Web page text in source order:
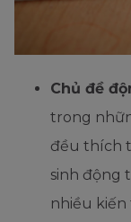
Chủ đề
trong
đều thích
sinh động
nhiều kiến